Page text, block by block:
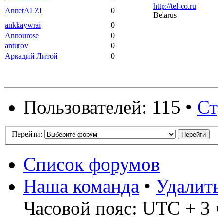
AnnetALZI
0
http://tel-co.ru
Belarus
ankkaywrai
0
Annourose
0
anturov
0
Аркадий Литой
0
Пользователей: 115 •
Перейти:
Список форумов
Наша команда •
Часовой пояс: UTC + 3